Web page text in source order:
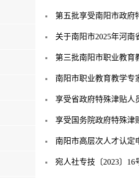
第五批享受南阳市政府
关于南阳市2025年河
第三批南阳市职业教育
南阳市职业教育教学专
享受省政府特殊津贴人
享受国务院政府特殊津
南阳市高层次人才认定
宛人社专技〔2023〕